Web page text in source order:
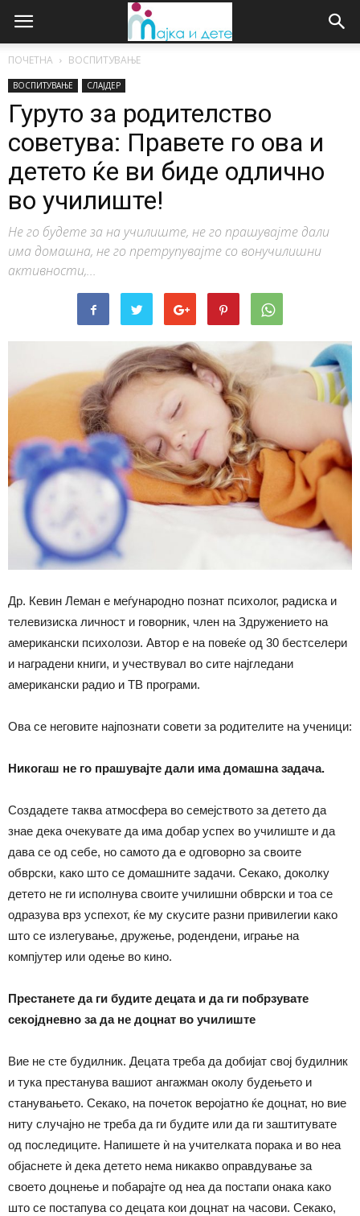
ПОЧЕТНА ВОСПИТУВАЊЕ
ВОСПИТУВАЊЕ СЛАЈДЕР
Гуруто за родителство
советува: Правете го ова и
детето ќе ви биде одлично
во училиште!
Не го будете за на училиште, не го прашувајте дали
има домашна, не го претрупувајте со вонучилишни
активности,...
Др. Кевин Леман е меѓународно познат психолог, радиска и
телевизиска личност и говорник, член на Здружението на
американски психолози. Автор е на повеќе од 30 бестселери
и наградени книги, и учествувал во сите најгледани
американски радио и ТВ програми.
Ова се неговите најпознати совети за родителите на ученици:
Никогаш не го прашувајте дали има домашна задача.
Создадете таква атмосфера во семејството за детето да
знае дека очекувате да има добар успех во училиште и да
дава се од себе, но самото да е одговорно за своите
обврски, како што се домашните задачи. Секако, доколку
детето не ги исполнува своите училишни обврски и тоа се
одразува врз успехот, ќе му скусите разни привилегии како
што се излегување, дружење, родендени, играње на
компјутер или одење во кино.
Престанете да ги будите децата и да ги побрзувате
секојдневно за да не доцнат во училиште
Вие не сте будилник. Децата треба да добијат свој будилник
и тука престанува вашиот ангажман околу будењето и
станувањето. Секако, на почеток веројатно ќе доцнат, но вие
ниту случајно не треба да ги будите или да ги заштитувате
од последиците. Напишете ѝ на учителката порака и во неа
објаснете ѝ дека детето нема никакво оправдување за
своето доцнење и побарајте од неа да постапи онака како
што се постапува со децата кои доцнат на часови. Секако,